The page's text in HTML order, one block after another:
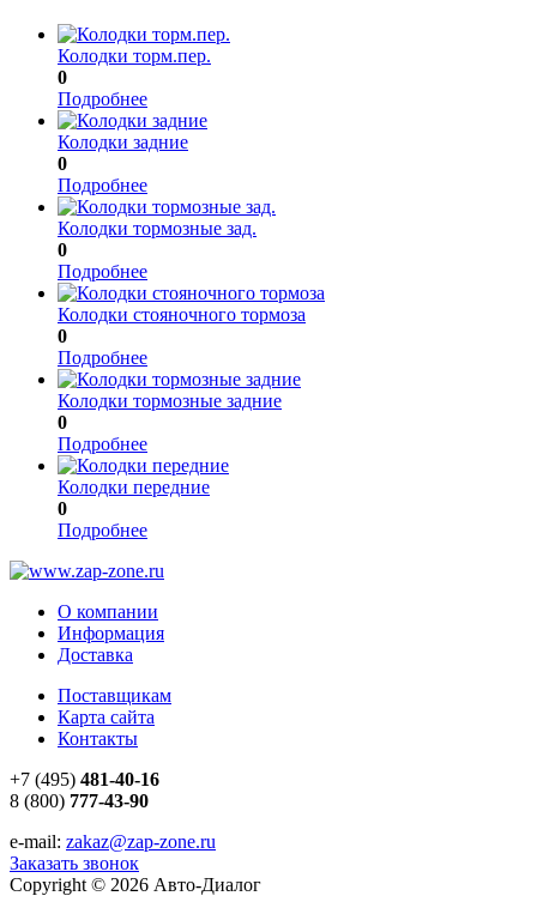
Колодки торм.пер.
0
Подробнее
Колодки задние
0
Подробнее
Колодки тормозные зад.
0
Подробнее
Колодки стояночного тормоза
0
Подробнее
Колодки тормозные задние
0
Подробнее
Колодки передние
0
Подробнее
О компании
Информация
Доставка
Поставщикам
Карта сайта
Контакты
+7 (495) 481-40-16
8 (800) 777-43-90
e-mail: zakaz@zap-zone.ru
Заказать звонок
Copyright © 2026 Авто-Диалог